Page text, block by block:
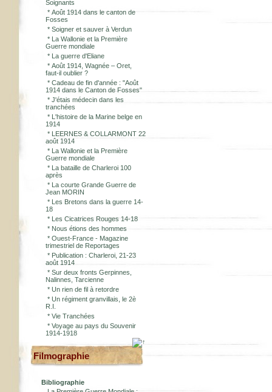
Soignants
* Août 1914 dans le canton de
Fosses
* Soigner et sauver à Verdun
* La Wallonie et la Première
Guerre mondiale
* La guerre d'Eliane
* Août 1914, Wagnée – Oret,
faut-il oublier ?
* Cadeau de fin d'année : "Août
1914 dans le Canton de Fosses"
* J'étais médecin dans les
tranchées
* L'histoire de la Marine belge en
1914
* LEERNES & COLLARMONT 22
août 1914
* La Wallonie et la Première
Guerre mondiale
* La bataille de Charleroi 100
après
* La courte Grande Guerre de
Jean MORIN
* Les Bretons dans la guerre 14-
18
* Les Cicatrices Rouges 14-18
* Nous étions des hommes
* Ouest-France - Magazine
trimestriel de Reportages
* Publication : Charleroi, 21-23
août 1914
* Sur deux fronts Gerpinnes,
Nalinnes, Tarcienne
* Un rien de fil à retordre
* Un régiment granvillais, le 2è
R.I.
* Vie Tranchées
* Voyage au pays du Souvenir
1914-1918
Filmographie
Bibliographie